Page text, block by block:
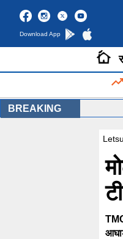
Download App
BREAKING